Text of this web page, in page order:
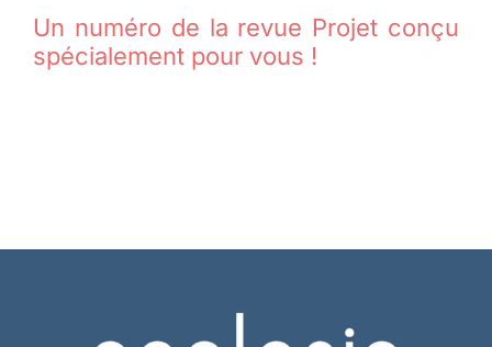
Un numéro de la revue Projet conçu
spécialement pour vous !